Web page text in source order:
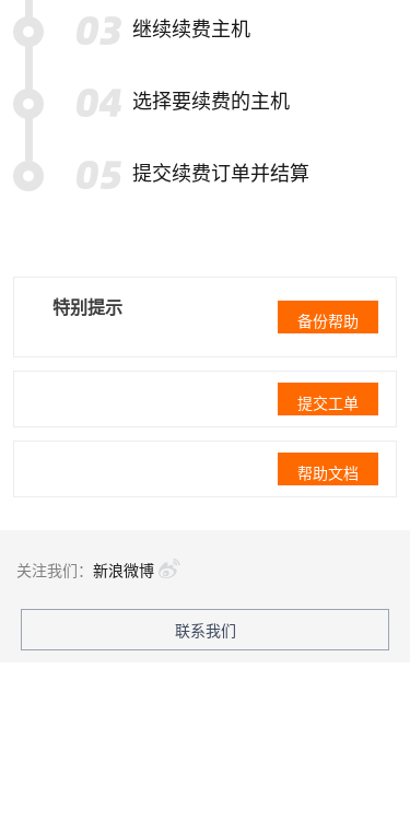
继续续费主机
选择要续费的主机
提交续费订单并结算
特别提示
备份帮助
提交工单
帮助文档